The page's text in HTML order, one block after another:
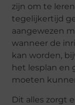
zijn om te
tegelijkertijd
aangewezen
wanneer de
kan worden,
het lesplan en
moeten
Dit alles zorgt